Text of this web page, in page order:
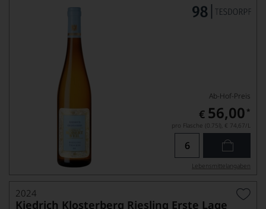
Ab-Hof-Preis
€ 56,00 *
pro Flasche (0.75l), € 74,67/L
Lebensmittel­angaben
2024
Kiedrich Klosterberg Riesling Erste Lage